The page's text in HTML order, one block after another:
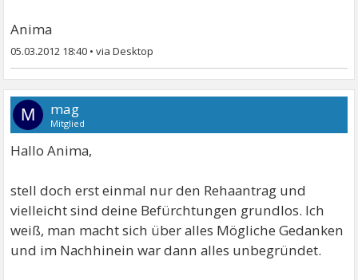
Anima
05.03.2012 18:40 •
M mag
Mitglied
Hallo Anima,
stell doch erst einmal nur den Rehaantrag und
vielleicht sind deine Befürchtungen grundlos. Ich
weiß, man macht sich über alles Mögliche Gedanken
und im Nachhinein war dann alles unbegründet.